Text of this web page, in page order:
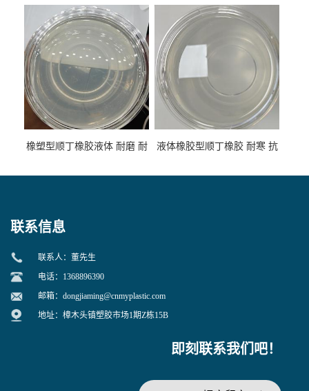
性
专用
橡塑型顺丁橡胶液体 耐磨 耐
液体橡胶型顺丁橡胶 耐寒 抗
联系信息
联系人：董先生
电话：1368896390
邮箱： dongjiaming@cnmyplastic.com
地址：樟木头镇塑胶市场1期Z栋15B
即刻联系我们吧！